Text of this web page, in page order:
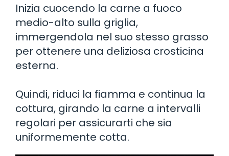
Inizia cuocendo la carne a fuoco
medio-alto sulla griglia,
immergendola nel suo stesso grasso
per ottenere una deliziosa crosticina
esterna.
Quindi, riduci la fiamma e continua la
cottura, girando la carne a intervalli
regolari per assicurarti che sia
uniformemente cotta.